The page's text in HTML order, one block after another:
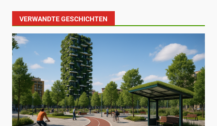
VERWANDTE GESCHICHTEN